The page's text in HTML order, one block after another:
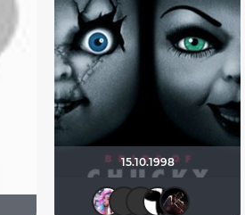
15.10.1998
Dark